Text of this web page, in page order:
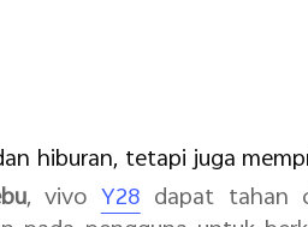
hiburan, tetapi juga
, vivo Y28 dapat tahan